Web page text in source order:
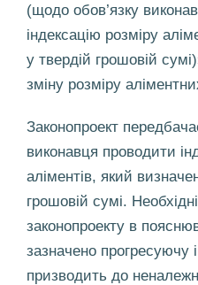
(щодо обов’язку
індексацію розміру
у твердій грошовій
зміну розміру
Законопроект
виконавця проводити
аліментів, який
грошовій сумі.
законопроекту в
зазначено прогресуючу
призводить до